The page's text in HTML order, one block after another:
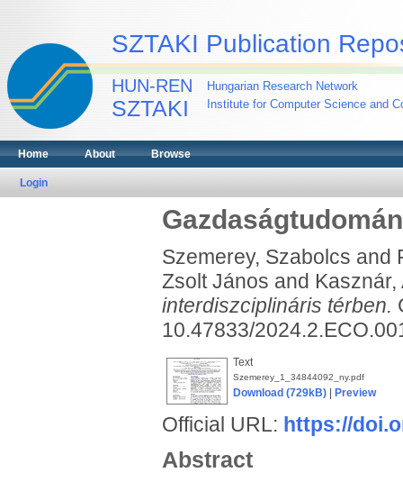
SZTAKI Publication
HUN-REN
SZTAKI
Hungarian Research Network
Institute for Computer Science and
Home About Browse
Login
Szemerey, Szabolcs and
Zsolt János and Kasznár,
interdiszciplináris térben.
10.47833/
Text
Szemerey_1_34844092_ny.pdf
Download (729kB)| Preview
Official URL: https://
Abstract